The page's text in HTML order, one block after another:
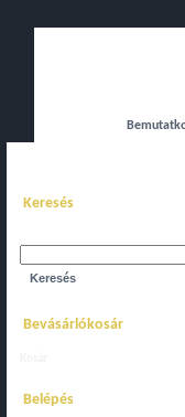
Keresés
Bevásárlókosár
Belépés